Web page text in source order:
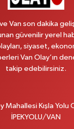
CAD.NO:17B
Yol Tarifi Al
CAD. KÜLTÜR SARAYI
Van son dakika
güvenilir yerel
siyaset,
Van Olay’ın
takip edebilirsiniz.
Mahallesi Kışla
İPEKYOLU/VAN